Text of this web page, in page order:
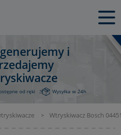
i
od ręki Wysyłka w 24h
Wtryskiwacz Bosch